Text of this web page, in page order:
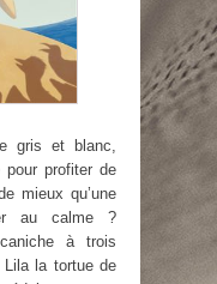
gris et blanc,
profiter de
mieux qu’une
au calme ?
à trois
la tortue de